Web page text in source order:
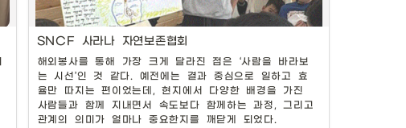
자투리 펠트(Felt)를 활용한 업사이클링 제품 제작
및 역량강화교육
SNCF 사라나 자연보존협회
해외봉사를 통해 가장 크게 달라진 점은 ‘사람을 바라보
는 시선’인 것 같다. 예전에는 결과 중심으로 일하고 효
율만 따지는 편이었는데, 현지에서 다양한 배경을 가진
사람들과 함께 지내면서 속도보다 함께하는 과정, 그리고
관계의 의미가 얼마나 중요한지를 깨닫게 되었다.